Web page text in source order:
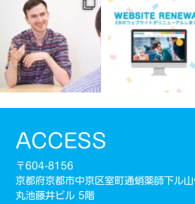
ACCESS
〒604-8156
京都府京都市中京区室町通蛸薬師下ル山
丸池藤井ビル 5階